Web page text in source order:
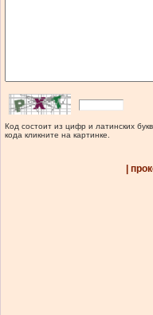
Код состоит из цифр и латинских
кода кликните на картинке.
|